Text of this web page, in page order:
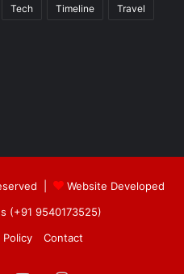
Tech Timeline Travel
|
Website Developed
(+91 9540173525)
Policy Contact